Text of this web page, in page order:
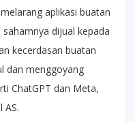
aplikasi buatan
dijual kepada
kecerdasan buatan
dan menggoyang
ChatGPT dan Meta,
AS.